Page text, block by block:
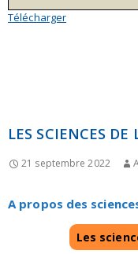
Télécharger
LES SCIENCES DE
21 septembre 2022
A propos des
Les